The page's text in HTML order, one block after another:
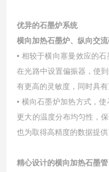
优异的石墨炉系统
横向加热石墨炉、纵向交
• 相较于横向塞曼效应的
在光路中设置偏振器，使
有更高的灵敏度，同时具有
• 横向石墨炉加热方式，
更大的温度分布均匀性，
也为取得高精度的数据提供
精心设计的横向加热石墨管